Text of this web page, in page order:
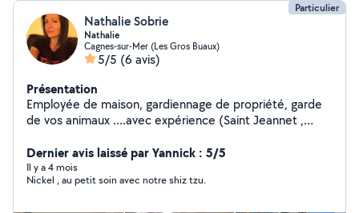
Particulier
Nathalie Sobrie
Nathalie
Cagnes-sur-Mer (Les Gros Buaux)
5/5 (6 avis)
Présentation
Employée de maison, gardiennage de propriété, garde
de vos animaux ....avec expérience (Saint Jeannet ,
Dernier avis laissé par Yannick : 5/5
Il y a 4 mois
Nickel , au petit soin avec notre shiz tzu.